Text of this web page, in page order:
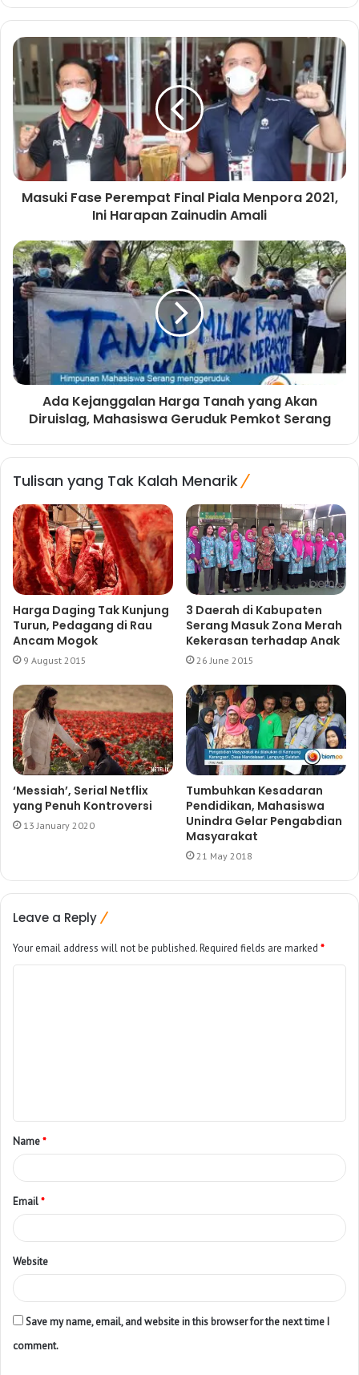
b
s
i
t
Masuki Fase Perempat Final Piala Menpora 2021,
Ini Harapan Zainudin Amali
Ada Kejanggalan Harga Tanah yang Akan
Diruislag, Mahasiswa Geruduk Pemkot Serang
Tulisan yang Tak Kalah Menarik
Harga Daging Tak Kunjung
Turun, Pedagang di Rau
Ancam Mogok
9 August 2015
3 Daerah di Kabupaten
Serang Masuk Zona Merah
Kekerasan terhadap Anak
26 June 2015
‘Messiah’, Serial Netflix
yang Penuh Kontroversi
13 January 2020
Tumbuhkan Kesadaran
Pendidikan, Mahasiswa
Unindra Gelar Pengabdian
Masyarakat
21 May 2018
Leave a Reply
Your email address will not be published.Required fields are marked *
Name*
Email*
Website
Save my name, email, and website in this browser for the next time I
comment.